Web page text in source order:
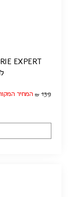
₪ 139 המחיר המקורי